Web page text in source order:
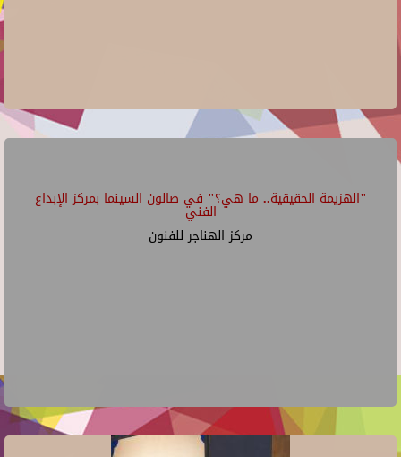
"الهزيمة الحقيقية.. ما هي؟" في صالون السينما بمركز الإبداع
الفني
مركز الهناجر للفنون